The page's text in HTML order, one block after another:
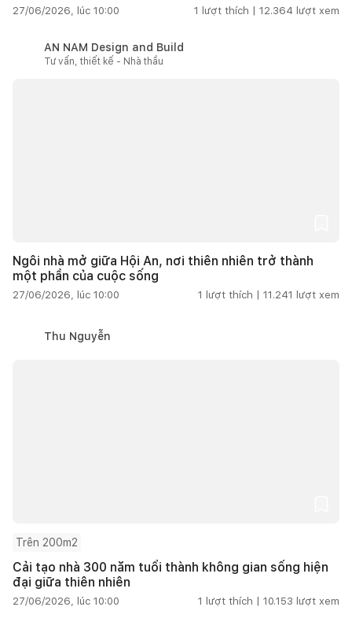
27/06/2026, lúc 10:00 1 lượt thích | 12.364 lượt xem
AN NAM Design and Build
Tư vấn, thiết kế - Nhà thầu
Ngôi nhà mở giữa Hội An, nơi thiên nhiên trở thành
một phần của cuộc sống
27/06/2026, lúc 10:00 1 lượt thích | 11.241 lượt xem
Thu Nguyễn
Trên 200m2
Cải tạo nhà 300 năm tuổi thành không gian sống hiện
đại giữa thiên nhiên
27/06/2026, lúc 10:00 1 lượt thích | 10.153 lượt xem